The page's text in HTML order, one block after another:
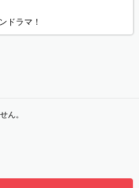
ドラマ！
ん。